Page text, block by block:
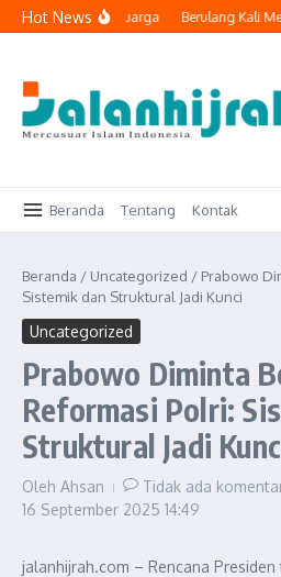
Lewati ke konten
Hot News
ke Ruang Keluarga Berulang Kali
Beranda Tentang Kontak
Beranda / Uncategorized / Prabowo
Sistemik dan Struktural Jadi Kunci
Uncategorized
Prabowo Diminta
Reformasi Polri:
Struktural Jadi
Oleh Ahsan
Tidak ada
16 September 2025 14:49
jalanhijrah.com – Rencana